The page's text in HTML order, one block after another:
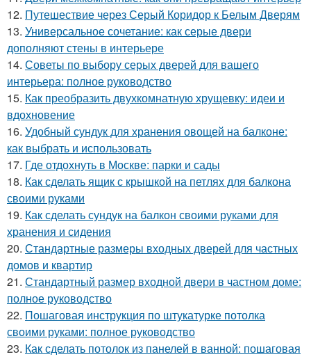
12. Путешествие через Серый Коридор к Белым Дверям
13. Универсальное сочетание: как серые двери
дополняют стены в интерьере
14. Советы по выбору серых дверей для вашего
интерьера: полное руководство
15. Как преобразить двухкомнатную хрущевку: идеи и
вдохновение
16. Удобный сундук для хранения овощей на балконе:
как выбрать и использовать
17. Где отдохнуть в Москве: парки и сады
18. Как сделать ящик с крышкой на петлях для балкона
своими руками
19. Как сделать сундук на балкон своими руками для
хранения и сидения
20. Стандартные размеры входных дверей для частных
домов и квартир
21. Стандартный размер входной двери в частном доме:
полное руководство
22. Пошаговая инструкция по штукатурке потолка
своими руками: полное руководство
23. Как сделать потолок из панелей в ванной: пошаговая